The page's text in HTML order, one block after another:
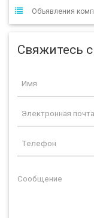
Объявления
Свяжитесь